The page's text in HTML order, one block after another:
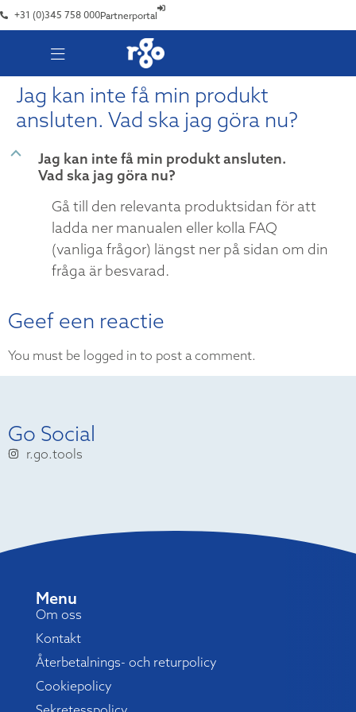
+31 (0)345 758 000Partnerportal
Jag kan inte få min produkt
ansluten. Vad ska jag göra nu?
B
Jag kan inte få min produkt ansluten.
Vad ska jag göra nu?
Gå till den relevanta produktsidan för att
ladda ner manualen eller kolla FAQ
(vanliga frågor) längst ner på sidan om din
fråga är besvarad.
Geef een reactie
You must be logged in to post a comment.
Go Social
r.go.tools
Menu
Om oss
Kontakt
Återbetalnings- och returpolicy
Cookiepolicy